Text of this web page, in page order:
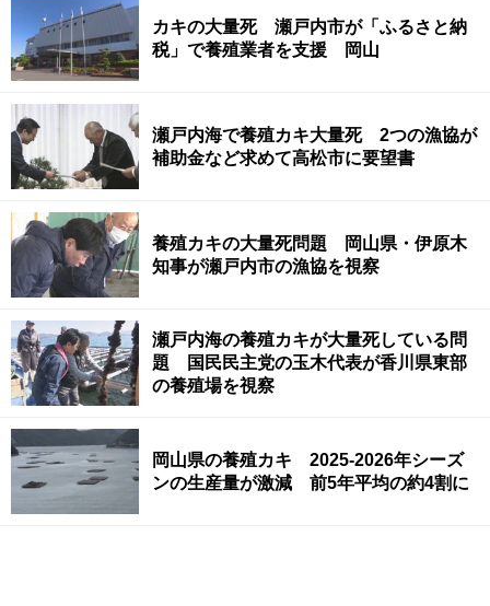
カキの大量死 瀬戸内市が「ふるさと納
税」で養殖業者を支援 岡山
瀬戸内海で養殖カキ大量死 2つの漁協が
補助金など求めて高松市に要望書
養殖カキの大量死問題 岡山県・伊原木
知事が瀬戸内市の漁協を視察
瀬戸内海の養殖カキが大量死している問
題 国民民主党の玉木代表が香川県東部
の養殖場を視察
岡山県の養殖カキ 2025-2026年シーズ
ンの生産量が激減 前5年平均の約4割に